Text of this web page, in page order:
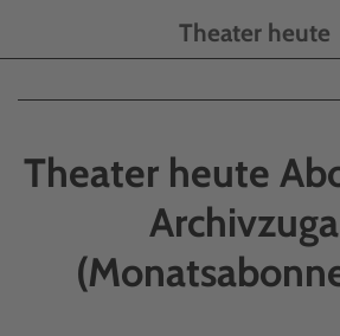
Theater heute
Theater heute